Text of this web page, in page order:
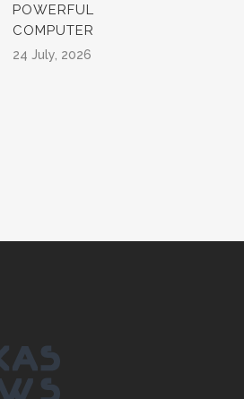
POWERFUL
COMPUTER
24 July, 2026